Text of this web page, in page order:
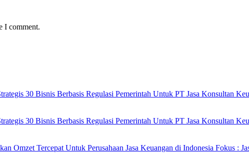
I comment.
30 Bisnis Berbasis Regulasi Pemerintah Untuk PT Jasa Konsultan
30 Bisnis Berbasis Regulasi Pemerintah Untuk PT Jasa Konsultan
Omzet Tercepat Untuk Perusahaan Jasa Keuangan di Indonesia Fokus :